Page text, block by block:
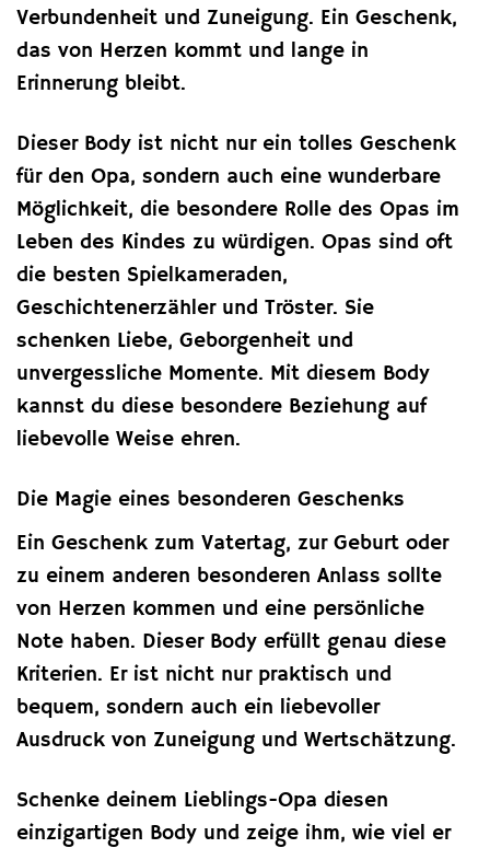
Verbundenheit und Zuneigung. Ein Geschenk,
das von Herzen kommt und lange in
Erinnerung bleibt.
Dieser Body ist nicht nur ein tolles Geschenk
für den Opa, sondern auch eine wunderbare
Möglichkeit, die besondere Rolle des Opas im
Leben des Kindes zu würdigen. Opas sind oft
die besten Spielkameraden,
Geschichtenerzähler und Tröster. Sie
schenken Liebe, Geborgenheit und
unvergessliche Momente. Mit diesem Body
kannst du diese besondere Beziehung auf
liebevolle Weise ehren.
Die Magie eines besonderen Geschenks
Ein Geschenk zum Vatertag, zur Geburt oder
zu einem anderen besonderen Anlass sollte
von Herzen kommen und eine persönliche
Note haben. Dieser Body erfüllt genau diese
Kriterien. Er ist nicht nur praktisch und
bequem, sondern auch ein liebevoller
Ausdruck von Zuneigung und Wertschätzung.
Schenke deinem Lieblings-Opa diesen
einzigartigen Body und zeige ihm, wie viel er